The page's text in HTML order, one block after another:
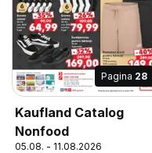
Pagina 28
Kaufland Catalog
Nonfood
05.08. - 11.08.2026